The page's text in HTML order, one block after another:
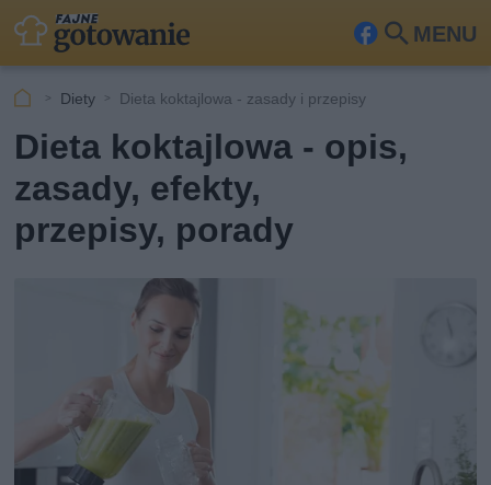
MENU
Fa
ook
Szu
Diety Dieta koktajlowa - zasady i przepisy
Dieta koktajlowa - opis,
zasady, efekty,
przepisy, porady